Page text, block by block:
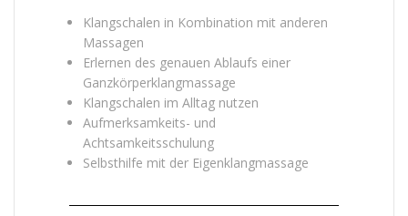
Klangschalen in Kombination mit anderen
Massagen
Erlernen des genauen Ablaufs einer
Ganzkörperklangmassage
Klangschalen im Alltag nutzen
Aufmerksamkeits- und
Achtsamkeitsschulung
Selbsthilfe mit der Eigenklangmassage